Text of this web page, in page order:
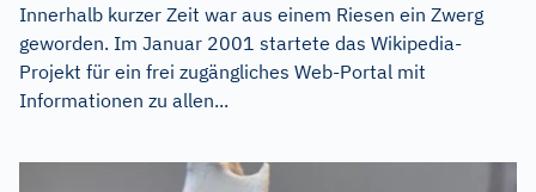
Innerhalb kurzer Zeit war aus einem Riesen ein Zwerg
geworden. Im Januar 2001 startete das Wikipedia-
Projekt für ein frei zugängliches Web-Portal mit
Informationen zu allen...